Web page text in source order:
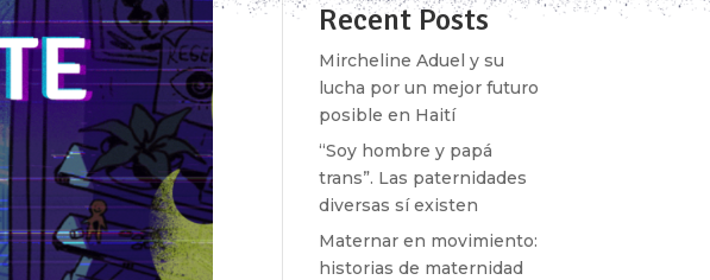
Recent Posts
Mircheline Aduel y su
lucha por un mejor futuro
posible en Haití
“Soy hombre y papá
trans”. Las paternidades
diversas sí existen
Maternar en movimiento:
historias de maternidad